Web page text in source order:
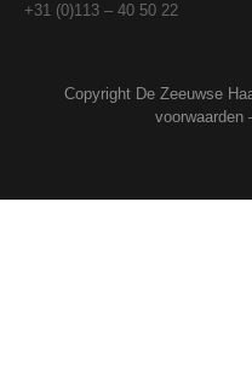
+31 (0)113 – 40 50 22
Copyright De Zeeuwse
voorwaarden